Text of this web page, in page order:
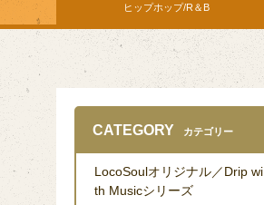
ヒップホップ/R＆B
CATEGORY カテゴリー
LocoSoulオリジナル／Drip wi
th Musicシリーズ